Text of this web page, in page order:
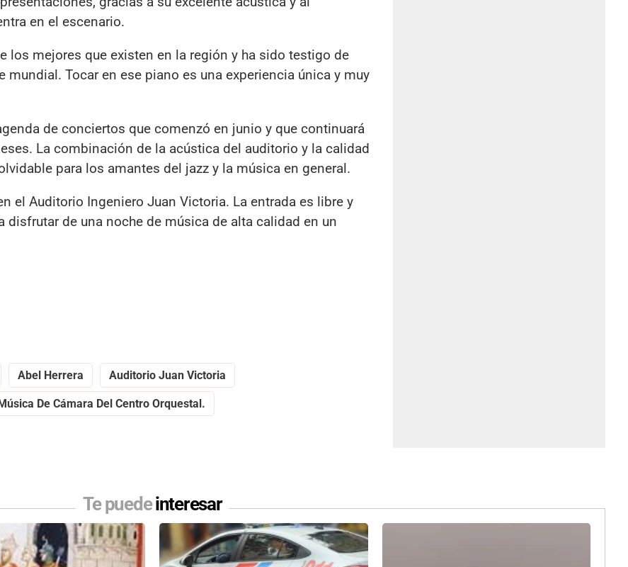
en el escenario.
los mejores que existen en la región y ha sido testigo de
Tocar en ese piano es una experiencia única y muy
de conciertos que comenzó en junio y que continuará
La combinación de la acústica del auditorio y la calidad
para los amantes del jazz y la música en general.
el Auditorio Ingeniero Juan Victoria. La entrada es libre y
disfrutar de una noche de música de alta calidad en un
Abel Herrera Auditorio Juan Victoria
De Cámara Del Centro Orquestal.
Te puedeinteresar